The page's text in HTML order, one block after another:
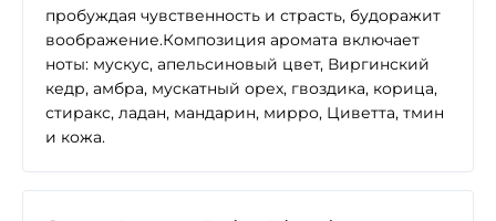
пробуждая чувственность и страсть, будоражит
воображение.Композиция аромата включает
ноты: мускус, апельсиновый цвет, Виргинский
кедр, амбра, мускатный орех, гвоздика, корица,
стиракс, ладан, мандарин, мирро, Циветта, тмин
и кожа.